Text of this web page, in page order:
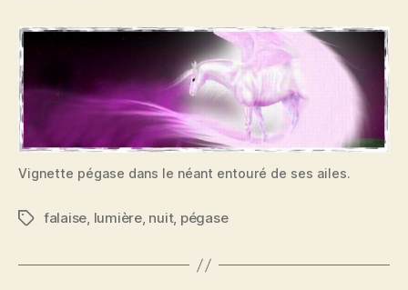
Vignette pégase dans le néant entouré de ses ailes.
Étiquettes
falaise, lumière, nuit, pégase